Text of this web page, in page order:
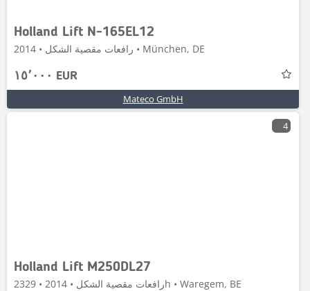
Holland Lift N-165EL12
رافعات مقصية الشكل • 2014 • München, DE
١٥٬٠٠٠ EUR
Mateco GmbH
4
Holland Lift M250DL27
رافعات مقصية الشكل • 2014 • 2329h • Waregem, BE